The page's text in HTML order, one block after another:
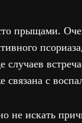
прыщами.
случаев
с
не искать